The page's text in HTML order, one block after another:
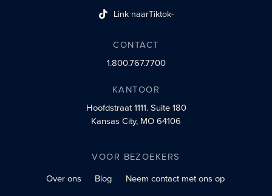
Link naarTiktok-
sociaalprofiel
CONTACT
1.800.767.7700
KANTOOR
Hoofdstraat 1111.Suite 180
Kansas City, MO 64106
VOOR BEZOEKERS
Over ons
Blog
Neem contact met ons op